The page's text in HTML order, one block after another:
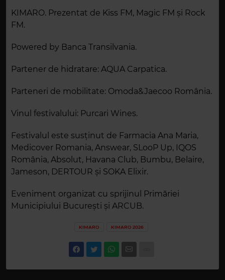
KIMARO. Prezentat de Kiss FM, Magic FM și Rock
FM.
Powered by Banca Transilvania.
Partener de hidratare: AQUA Carpatica.
Parteneri de mobilitate: Omoda&Jaecoo România.
Vinul festivalului: Purcari Wines.
Festivalul este susținut de Farmacia Ana Maria,
Medicover Romania, Answear, SLooP Up, IQOS
România, Absolut, Havana Club, Bumbu, Belaire,
Jameson, DERTOUR și SOKA Elixir.
Eveniment organizat cu sprijinul Primăriei
Municipiului București și ARCUB.
KIMARO KIMARO 2026